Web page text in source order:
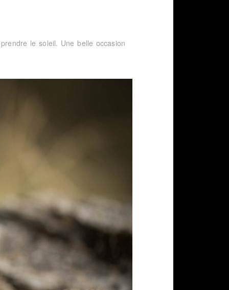
le soleil. Une belle occasion